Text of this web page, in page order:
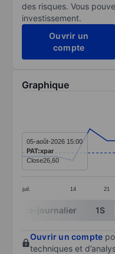
des risques. Vous
investissement.
Ouvrir un
compte
Graphique
Line chart with 13
The chart has 1 X
The chart has 1 Y
juil. 14 21
05-août-2026 15:00
PAT:xpar
Close26,60
End of interactive
Intra-journalier 1S
Ouvrir un compte
techniques et